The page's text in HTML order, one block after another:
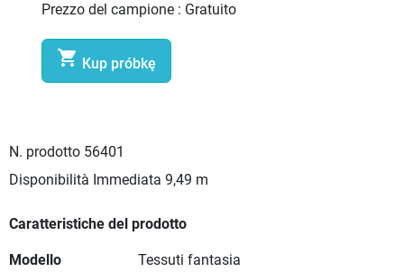
Prezzo del campione : Gratuito
 Kup próbkę
N. prodotto 56401
Disponibilità Immediata 9,49 m
Caratteristiche del prodotto
Modello
Tessuti fantasia